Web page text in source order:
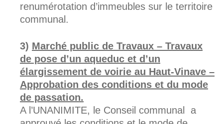
renumérotation d’immeubles sur le territoire
communal.
Marché public de Travaux – Travaux
de pose d’un aqueduc et d’un
élargissement de voirie au Haut-Vinave –
Approbation des conditions et du mode
de passation.
A l’UNANIMITE, le Conseil communal a